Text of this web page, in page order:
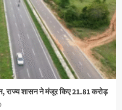
राज्य शासन ने मंजूर किए 21.81 करोड़